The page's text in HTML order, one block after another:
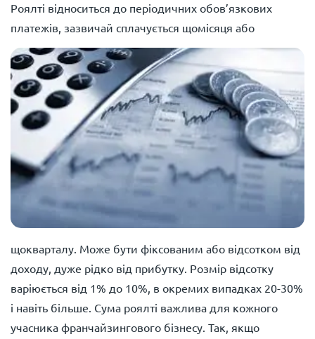
Роялті відноситься до періодичних обов’язкових
платежів, зазвичай сплачується щомісяця або
щокварталу. Може бути фіксованим або відсотком від
доходу, дуже рідко від прибутку. Розмір відсотку
варіюється від 1% до 10%, в окремих випадках 20-30%
і навіть більше. Сума роялті важлива для кожного
учасника франчайзингового бізнесу. Так, якщо